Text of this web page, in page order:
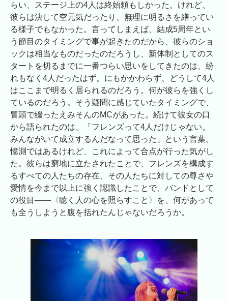
らい、ステージ上の4人は終始頼もしかった。けれど、
彼らは決して空元気だったり、無理に明るさを繕ってい
る様子でもなかった。言ってしまえば、結成5周年とい
う節目のタイミングで事が起きたのだから、彼らのショ
ックは相当なものだったのだろうし、新体制としてのス
タートを切るまでに一番つらい思いをしてきたのは、紛
れもなく4人だったはず。にもかかわらず、どうして4人
はここまで明るく居られるのだろう。何が彼らを強くし
ているのだろう。そう疑問に感じていたタイミングで、
冒頭で綴ったえみそんのMCがあった。続けて彼女の口
から語られたのは、「フレンズって4人だけじゃない。
みんながいて成立するんだなって思った」という言葉。
憶測ではあるけれど、これによって合点が行った気がし
た。彼らは窮地に立たされたことで、フレンズを構成す
るすべての人たちの存在、その人たちに対しての尊さや
愛情を今まで以上に強く認識したことで、バンドとして
の役目――〈聴く人の心を照らすこと〉を、何があって
も全うしようと腹を括れたんじゃないだろうか。